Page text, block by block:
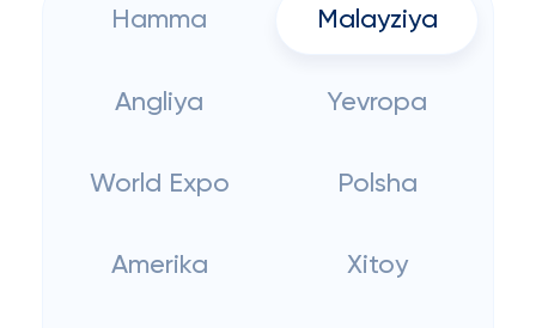
Hamma Malayziya
Angliya Yevropa
World Expo Polsha
Amerika Xitoy